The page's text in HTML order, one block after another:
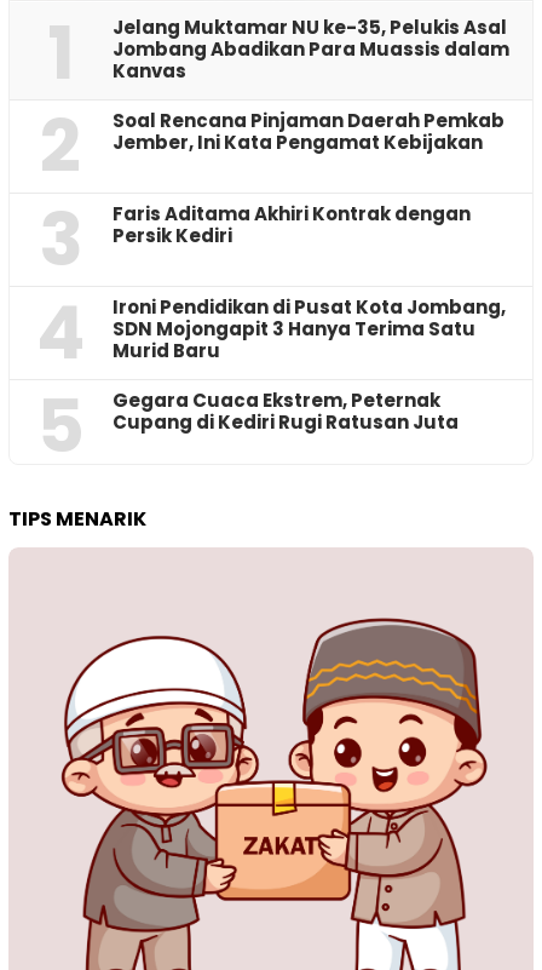
1
Jelang Muktamar NU ke-35, Pelukis Asal
Jombang Abadikan Para Muassis dalam
Kanvas
2
‎Soal Rencana Pinjaman Daerah Pemkab
Jember, Ini Kata Pengamat Kebijakan ‎
3
Faris Aditama Akhiri Kontrak dengan
Persik Kediri
4
Ironi Pendidikan di Pusat Kota Jombang,
SDN Mojongapit 3 Hanya Terima Satu
Murid Baru
5
‎Gegara Cuaca Ekstrem, Peternak
Cupang di Kediri Rugi Ratusan Juta
TIPS MENARIK